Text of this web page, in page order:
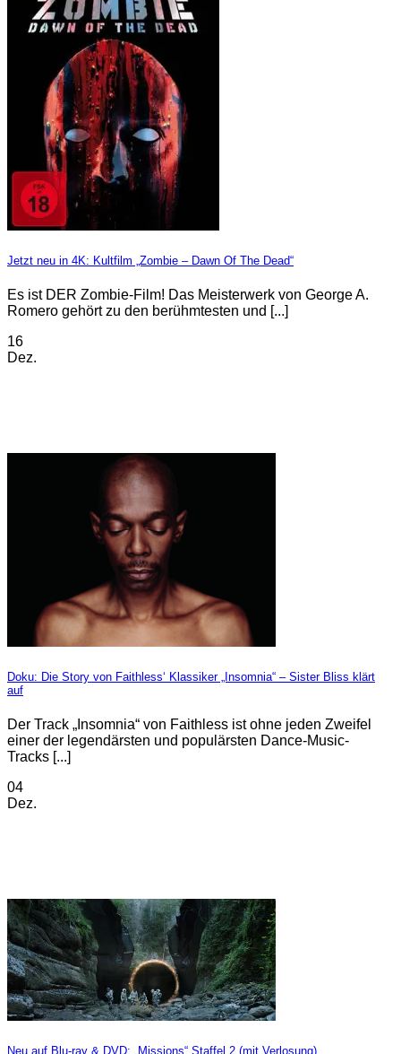
Jetzt neu in 4K: Kultfilm „Zombie – Dawn Of The Dead“
Es ist DER Zombie-Film! Das Meisterwerk von George A.
Romero gehört zu den berühmtesten und [...]
16
Dez.
Doku: Die Story von Faithless‘ Klassiker „Insomnia“ – Sister Bliss klärt
auf
Der Track „Insomnia“ von Faithless ist ohne jeden Zweifel
einer der legendärsten und populärsten Dance-Music-
Tracks [...]
04
Dez.
Neu auf Blu-ray & DVD: „Missions“ Staffel 2 (mit Verlosung)